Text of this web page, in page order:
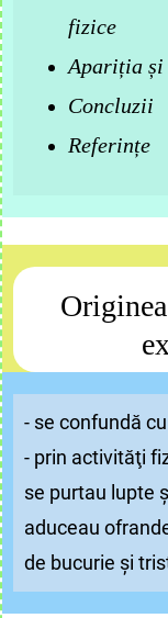
fizice
Apariția și
Concluzii
Referințe
- se confundă
- prin activităţi
se purtau lupte
aduceau
de bucurie şi